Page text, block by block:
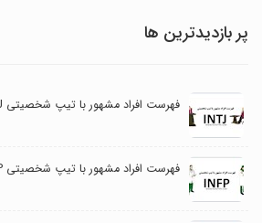
پر بازدیدترین ها
فهرست افراد مشهور با تیپ شخصیتی INTJ
فهرست افراد مشهور با تیپ شخصیتی INFP